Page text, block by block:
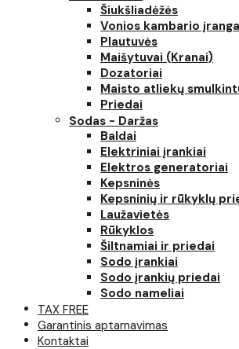
Šiukšliadėžės
Vonios kambario įranga
Plautuvės
Maišytuvai (Kranai)
Dozatoriai
Maisto atliekų
Priedai
Sodas - Daržas
Baldai
Elektriniai įrankiai
Elektros generatoriai
Kepsninės
Kepsninių ir rūkyklų
Laužavietės
Rūkyklos
Šiltnamiai ir priedai
Sodo įrankiai
Sodo įrankių priedai
Sodo nameliai
TAX FREE
Garantinis aptarnavimas
Kontaktai